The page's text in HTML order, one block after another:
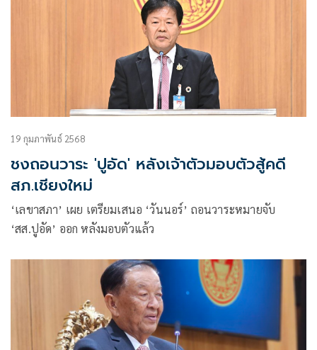
19 กุมภาพันธ์ 2568
ชงถอนวาระ 'ปูอัด' หลังเจ้าตัวมอบตัวสู้คดี
สภ.เชียงใหม่
‘เลขาสภา’ เผย เตรียมเสนอ ‘วันนอร์’ ถอนวาระหมายจับ
‘สส.ปูอัด’ ออก หลังมอบตัวแล้ว